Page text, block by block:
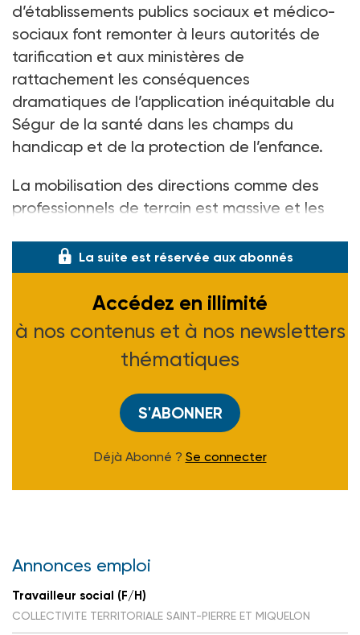
d’établissements publics sociaux et médico-
sociaux font remonter à leurs autorités de
tarification et aux ministères de
rattachement les conséquences
dramatiques de l’application inéquitable du
Ségur de la santé dans les champs du
handicap et de la protection de l’enfance.
La mobilisation des directions comme des
professionnels de terrain est massive et les
La suite est réservée aux abonnés
Accédez en illimité
à nos contenus et à nos newsletters
thématiques
S'ABONNER
Déjà Abonné ? Se connecter
Annonces emploi
Travailleur social (F/H)
COLLECTIVITE TERRITORIALE SAINT-PIERRE ET MIQUELON